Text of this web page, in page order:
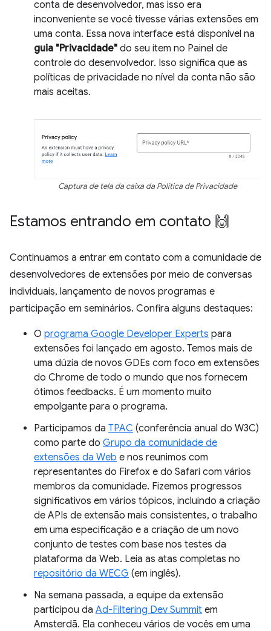
conta de desenvolvedor, mas isso era
inconveniente se você tivesse várias extensões em
uma conta. Essa nova interface está disponível na
guia "Privacidade" do seu item no Painel de
controle do desenvolvedor. Isso significa que as
políticas de privacidade no nível da conta não são
mais aceitas.
Captura de tela da caixa da Política de Privacidade
Estamos entrando em contato 🙌
Continuamos a entrar em contato com a comunidade de
desenvolvedores de extensões por meio de conversas
individuais, lançamento de novos programas e
participação em seminários. Confira alguns destaques:
O programa Google Developer Experts para
extensões foi lançado em agosto. Temos mais de
uma dúzia de novos GDEs com foco em extensões
do Chrome de todo o mundo que nos fornecem
ótimos feedbacks. É um momento muito
empolgante para o programa.
Participamos da TPAC (conferência anual do W3C)
como parte do Grupo da comunidade de
extensões da Web e nos reunimos com
representantes do Firefox e do Safari com vários
membros da comunidade. Fizemos progressos
significativos em vários tópicos, incluindo a criação
de APIs de extensão mais consistentes, o trabalho
em uma especificação e a criação de um novo
conjunto de testes com base nos testes da
plataforma da Web. Leia as atas completas no
repositório da WECG (em inglês).
Na semana passada, a equipe da extensão
participou da Ad-Filtering Dev Summit em
Amsterdã. Ela conheceu vários de vocês em uma